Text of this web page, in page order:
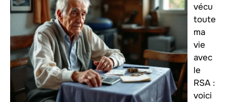
vécu
toute
ma
vie
avec
le
RSA :
voici